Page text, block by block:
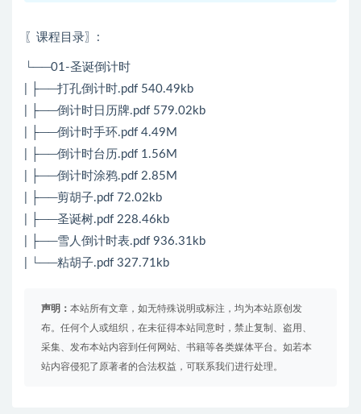
〖课程目录〗 :
└──01-圣诞倒计时
| ├──打孔倒计时.pdf 540.49kb
| ├──倒计时日历牌.pdf 579.02kb
| ├──倒计时手环.pdf 4.49M
| ├──倒计时台历.pdf 1.56M
| ├──倒计时涂鸦.pdf 2.85M
| ├──剪胡子.pdf 72.02kb
| ├──圣诞树.pdf 228.46kb
| ├──雪人倒计时表.pdf 936.31kb
| └──粘胡子.pdf 327.71kb
声明： 本站所有文章，如无特殊说明或标注，均为本站原创发
布。任何个人或组织，在未征得本站同意时，禁止复制、盗用、
采集、发布本站内容到任何网站、书籍等各类媒体平台。如若本
站内容侵犯了原著者的合法权益，可联系我们进行处理。